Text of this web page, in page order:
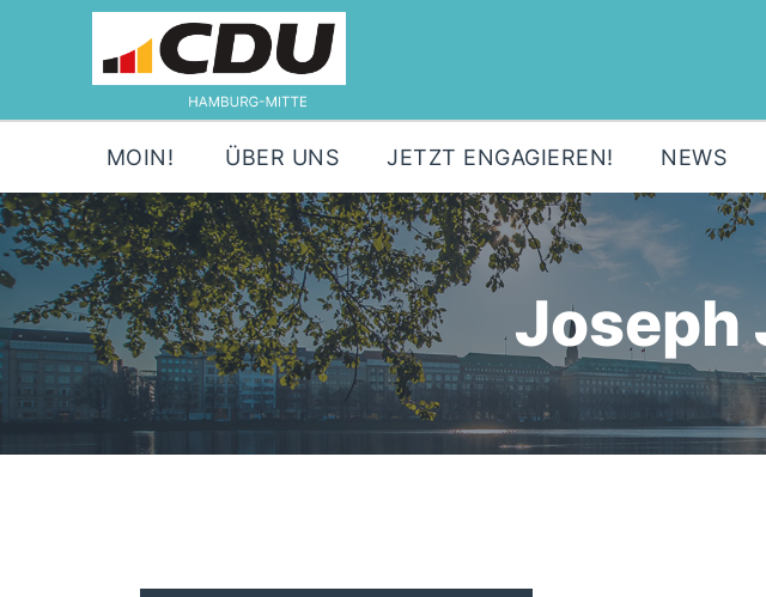
MOIN! ÜBER UNS JETZT ENGAGIEREN! NEWS
Joseph
JETZT
NEWS
JUNGE
KONTAKT